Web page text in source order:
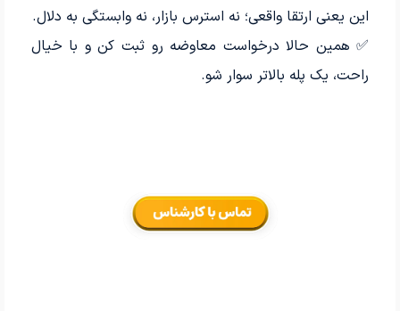
این یعنی ارتقا واقعی؛ نه استرس بازار، نه وابستگی به دلال.
✅ همین حالا درخواست معاوضه رو ثبت کن و با خیال
راحت، یک پله بالاتر سوار شو.